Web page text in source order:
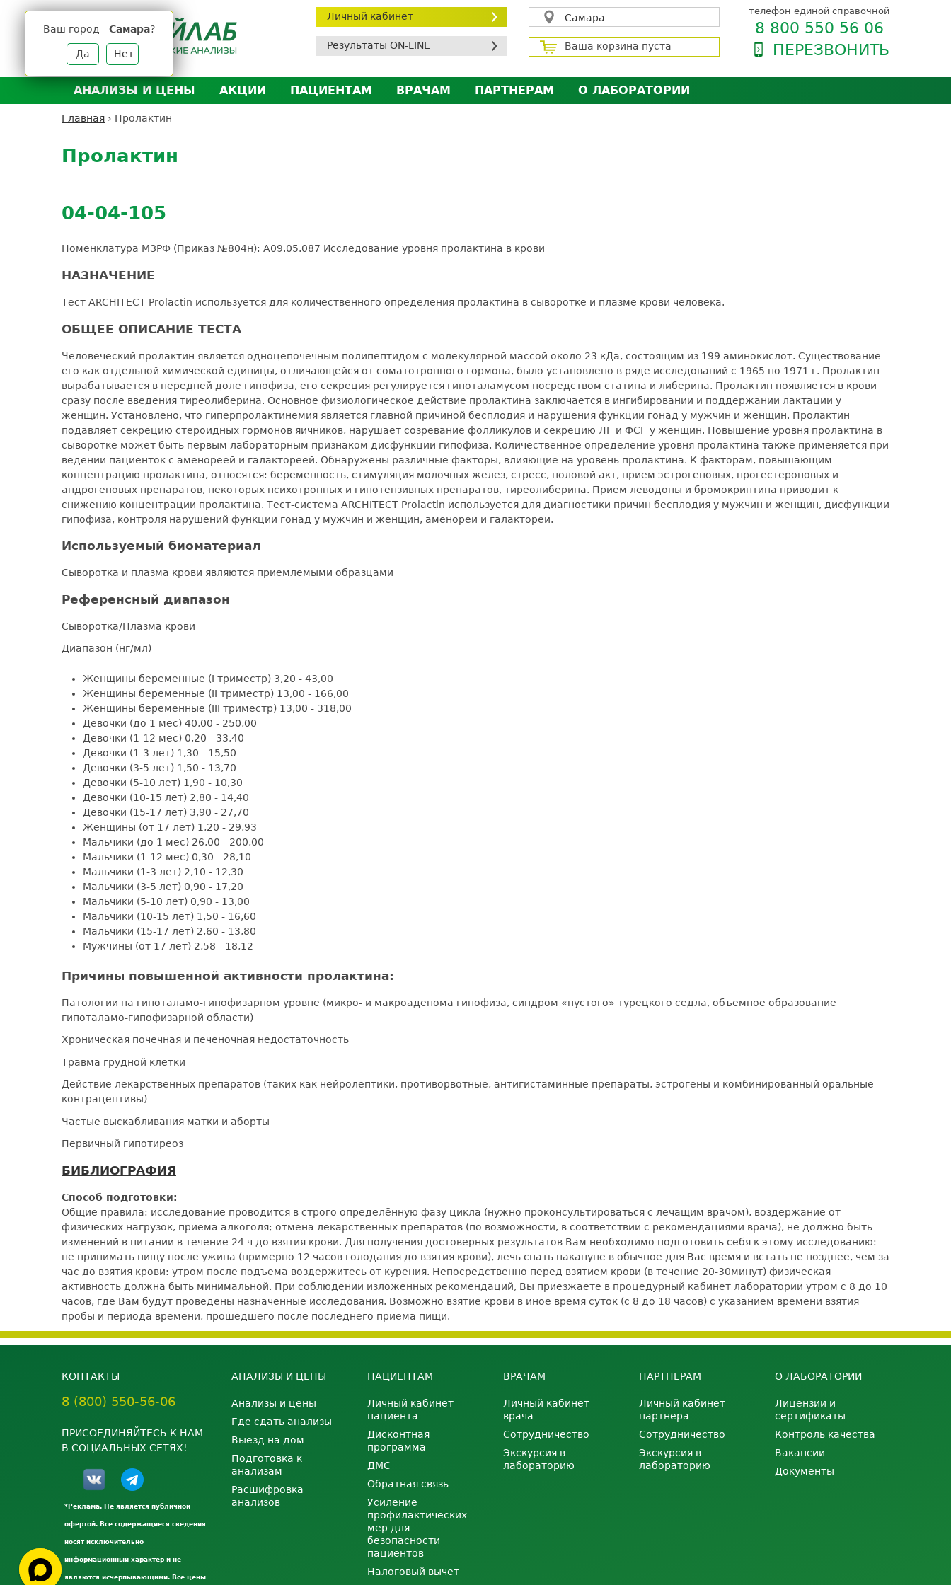
Личный кабинет
Результаты ON-LINE
Самара
Ваш город - Самара?
Да Нет
Ваша корзина пуста
телефон единой справочной
8 800 550 56 06
ПЕРЕЗВОНИТЬ
АНАЛИЗЫ И ЦЕНЫ
Анализы и цены
Выезд на дом
Расшифровка анализов
АКЦИИ
ПАЦИЕНТАМ
ВРАЧАМ
ПАРТНЕРАМ
О ЛАБОРАТОРИИ
Главная › Пролактин
to
top
Пролактин
04-04-105
Номенклатура МЗРФ (Приказ №804н): A09.05.087 Исследование уровня пролактина в крови
НАЗНАЧЕНИЕ
Тест ARCHITECT Prolactin используется для количественного определения пролактина в сыворотке и плазме крови человека.
ОБЩЕЕ ОПИСАНИЕ ТЕСТА
Человеческий пролактин является одноцепочечным полипептидом с молекулярной массой около 23 кДа, состоящим из 199 аминокислот. Существование
его как отдельной химической единицы, отличающейся от соматотропного гормона, было установлено в ряде исследований с 1965 по 1971 г. Пролактин
вырабатывается в передней доле гипофиза, его секреция регулируется гипоталамусом посредством статина и либерина. Пролактин появляется в крови
сразу после введения тиреолиберина. Основное физиологическое действие пролактина заключается в ингибировании и поддержании лактации у
женщин. Установлено, что гиперпролактинемия является главной причиной бесплодия и нарушения функции гонад у мужчин и женщин. Пролактин
подавляет секрецию стероидных гормонов яичников, нарушает созревание фолликулов и секрецию ЛГ и ФСГ у женщин. Повышение уровня пролактина в
сыворотке может быть первым лабораторным признаком дисфункции гипофиза. Количественное определение уровня пролактина также применяется при
ведении пациенток с аменореей и галактореей. Обнаружены различные факторы, влияющие на уровень пролактина. К факторам, повышающим
концентрацию пролактина, относятся: беременность, стимуляция молочных желез, стресс, половой акт, прием эстрогеновых, прогестероновых и
андрогеновых препаратов, некоторых психотропных и гипотензивных препаратов, тиреолиберина. Прием леводопы и бромокриптина приводит к
снижению концентрации пролактина. Тест-система ARCHITECT Prolactin используется для диагностики причин бесплодия у мужчин и женщин, дисфункции
гипофиза, контроля нарушений функции гонад у мужчин и женщин, аменореи и галактореи.
Используемый биоматериал
Сыворотка и плазма крови являются приемлемыми образцами
Референсный диапазон
Сыворотка/Плазма крови
Диапазон (нг/мл)
Женщины беременные (I триместр) 3,20 - 43,00
Женщины беременные (II триместр) 13,00 - 166,00
Женщины беременные (III триместр) 13,00 - 318,00
Девочки (до 1 мес) 40,00 - 250,00
Девочки (1-12 мес) 0,20 - 33,40
Девочки (1-3 лет) 1,30 - 15,50
Девочки (3-5 лет) 1,50 - 13,70
Девочки (5-10 лет) 1,90 - 10,30
Девочки (10-15 лет) 2,80 - 14,40
Девочки (15-17 лет) 3,90 - 27,70
Женщины (от 17 лет) 1,20 - 29,93
Мальчики (до 1 мес) 26,00 - 200,00
Мальчики (1-12 мес) 0,30 - 28,10
Мальчики (1-3 лет) 2,10 - 12,30
Мальчики (3-5 лет) 0,90 - 17,20
Мальчики (5-10 лет) 0,90 - 13,00
Мальчики (10-15 лет) 1,50 - 16,60
Мальчики (15-17 лет) 2,60 - 13,80
Мужчины (от 17 лет) 2,58 - 18,12
Причины повышенной активности пролактина:
Патологии на гипоталамо-гипофизарном уровне (микро- и макроаденома гипофиза, синдром «пустого» турецкого седла, объемное образование
гипоталамо-гипофизарной области)
Хроническая почечная и печеночная недостаточность
Травма грудной клетки
Действие лекарственных препаратов (таких как нейролептики, противорвотные, антигистаминные препараты, эстрогены и комбинированный оральные
контрацептивы)
Частые выскабливания матки и аборты
Первичный гипотиреоз
БИБЛИОГРАФИЯ
Способ подготовки:
Общие правила: исследование проводится в строго определённую фазу цикла (нужно проконсультироваться с лечащим врачом), воздержание от
физических нагрузок, приема алкоголя; отмена лекарственных препаратов (по возможности, в соответствии с рекомендациями врача), не должно быть
изменений в питании в течение 24 ч до взятия крови. Для получения достоверных результатов Вам необходимо подготовить себя к этому исследованию:
не принимать пищу после ужина (примерно 12 часов голодания до взятия крови), лечь спать накануне в обычное для Вас время и встать не позднее, чем за
час до взятия крови: утром после подъема воздержитесь от курения. Непосредственно перед взятием крови (в течение 20-30минут) физическая
активность должна быть минимальной. При соблюдении изложенных рекомендаций, Вы приезжаете в процедурный кабинет лаборатории утром с 8 до 10
часов, где Вам будут проведены назначенные исследования. Возможно взятие крови в иное время суток (с 8 до 18 часов) с указанием времени взятия
пробы и периода времени, прошедшего после последнего приема пищи.
КОНТАКТЫ
8 (800) 550-56-06
ПРИСОЕДИНЯЙТЕСЬ К НАМ
В СОЦИАЛЬНЫХ СЕТЯХ!
*Реклама. Не является публичной
офертой. Все содержащиеся сведения
носят исключительно
информационный характер и не
являются исчерпывающими. Все цены
АНАЛИЗЫ И ЦЕНЫ
Анализы и цены
Где сдать анализы
Выезд на дом
Подготовка к
анализам
Расшифровка
анализов
ПАЦИЕНТАМ
Личный кабинет
пациента
Дисконтная
программа
ДМС
Обратная связь
Усиление
профилактических
мер для
безопасности
пациентов
Налоговый вычет
ВРАЧАМ
Личный кабинет
врача
Сотрудничество
Экскурсия в
лабораторию
ПАРТНЕРАМ
Личный кабинет
партнёра
Сотрудничество
Экскурсия в
лабораторию
О ЛАБОРАТОРИИ
Лицензии и
сертификаты
Контроль качества
Вакансии
Документы